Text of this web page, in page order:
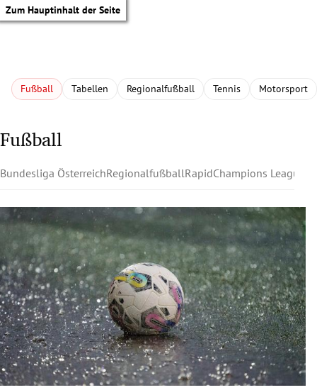
Zum Hauptinhalt der Seite
Untermenü
Untermenü
Untermenü
Fußball Tabellen Regionalfußball Tennis Motorsport
Fußball
Bundesliga ÖsterreichRegionalfußballRapidChampions League